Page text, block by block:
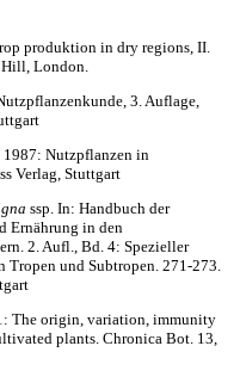
produktion in dry regions, II.
Hill, London.
3. Auflage,
1987: Nutzpflanzen in
Verlag, Stuttgart
ssp. In: Handbuch der
Ernährung in den
2. Aufl., Bd. 4: Spezieller
Tropen und Subtropen. 271-273.
The origin, variation, immunity
plants. Chronica Bot. 13,